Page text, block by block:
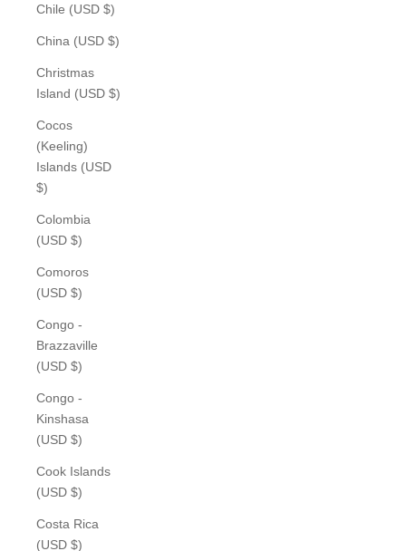
Chile (USD $)
China (USD $)
Christmas
Island (USD $)
Cocos
(Keeling)
Islands (USD
$)
Colombia
(USD $)
Comoros
(USD $)
Congo -
Brazzaville
(USD $)
Congo -
Kinshasa
(USD $)
Cook Islands
(USD $)
Costa Rica
(USD $)